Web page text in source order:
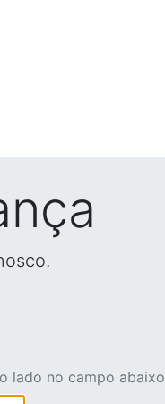
lado no campo abaixo